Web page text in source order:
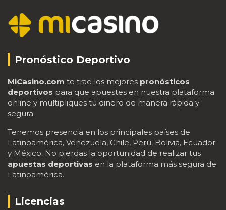
Pronóstico Deportivo
MiCasino.com te trae los mejores pronósticos
deportivos para que apuestes en nuestra plataforma
online y multipliques tu dinero de manera rápida y
segura.
Tenemos presencia en los principales países de
Latinoamérica, Venezuela, Chile, Perú, Bolivia, Ecuador
y México. No pierdas la oportunidad de realizar tus
apuestas deportivas en la plataforma más segura de
Latinoamérica.
Licencias